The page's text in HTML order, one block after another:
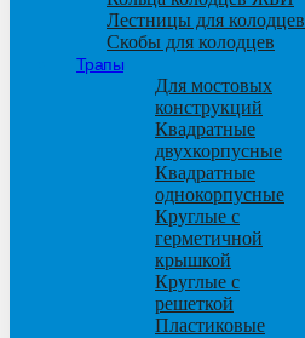
Лестницы для колодцев
Скобы для колодцев
Трапы
Для мостовых
конструкций
Квадратные
двухкорпусные
Квадратные
однокорпусные
Круглые с
герметичной
крышкой
Круглые с
решеткой
Пластиковые